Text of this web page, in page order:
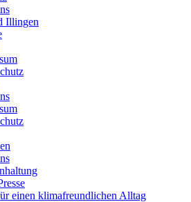
Illingen
einen klimafreundlichen Alltag